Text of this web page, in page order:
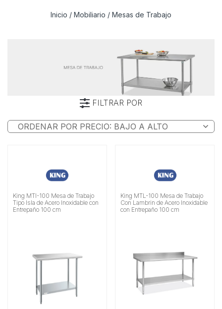
Inicio / Mobiliario / Mesas de Trabajo
FILTRAR POR
Marca
Buscar
King MTI-100 Mesa de Trabajo
Tipo Isla de Acero Inoxidable con
Entrepaño 100 cm
King MTL-100 Mesa de Trabajo
Con Lambrin de Acero Inoxidable
con Entrepaño 100 cm